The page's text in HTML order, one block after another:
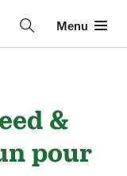
Menu
&
pour